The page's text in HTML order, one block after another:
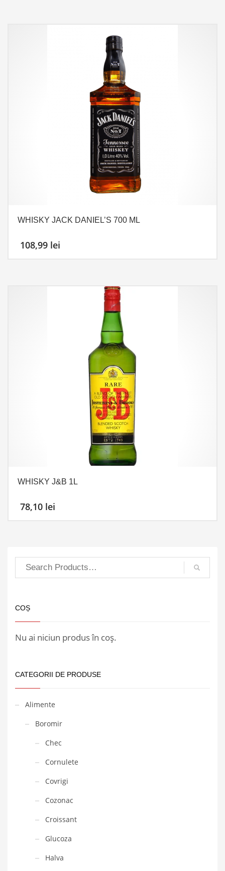
WHISKY JACK DANIEL’S 700 ML
108,99 lei
WHISKY J&B 1L
78,10 lei
COȘ
Nu ai niciun produs în coș.
CATEGORII DE PRODUSE
Alimente
Boromir
Chec
Cornulete
Covrigi
Cozonac
Croissant
Glucoza
Halva